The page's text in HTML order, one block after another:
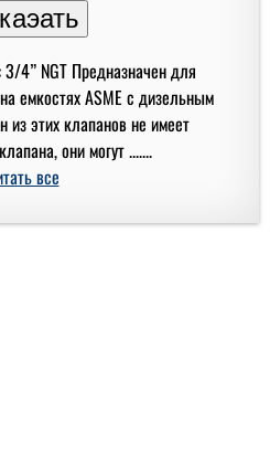
4” NGT Предназначен для
емкостях ASME с дизельным
из этих клапанов не имеет
они могут .......
все